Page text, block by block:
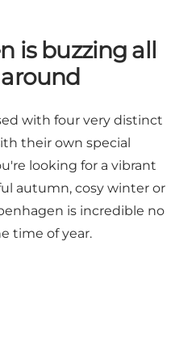
is buzzing all
with four very distinct
their own special
looking for a vibrant
autumn, cosy winter or
is incredible no
time of year.